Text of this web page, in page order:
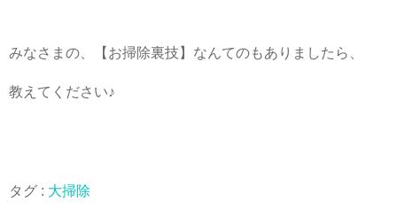
みなさまの、【お掃除裏技】なんてのもありましたら、
教えてください♪
タグ : 大掃除